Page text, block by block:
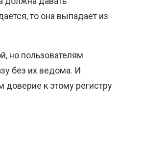
то она выпадает из
но пользователям
без их ведома. И
к этому регистру